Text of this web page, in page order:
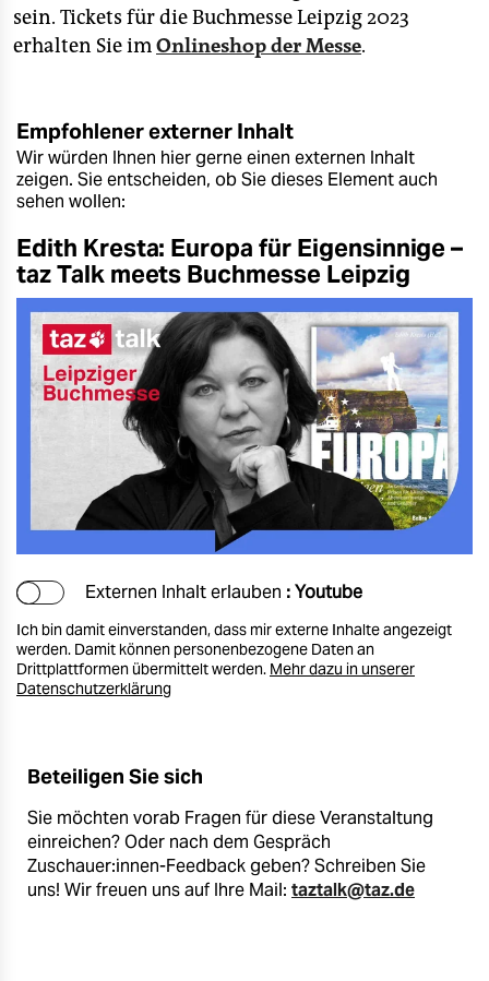
sein. Tickets für die Buchmesse Leipzig 2023
erhalten Sie imOnlineshop der Messe.
Empfohlener externer Inhalt
Wir würden Ihnen hier gerne einen externen Inhalt
zeigen. Sie entscheiden, ob Sie dieses Element auch
sehen wollen:
Edith Kresta: Europa für Eigensinnige –
taz Talk meets Buchmesse Leipzig
Externen Inhalt erlauben : Youtube
Ich bin damit einverstanden, dass mir externe Inhalte angezeigt
werden. Damit können personenbezogene Daten an
Drittplattformen übermittelt werden. Mehr dazu in unserer
Datenschutzerklärung
Beteiligen Sie sich
Sie möchten vorab Fragen für diese Veranstaltung
einreichen? Oder nach dem Gespräch
Zuschauer:innen-Feedback geben? Schreiben Sie
uns! Wir freuen uns auf Ihre Mail: taztalk@taz.de